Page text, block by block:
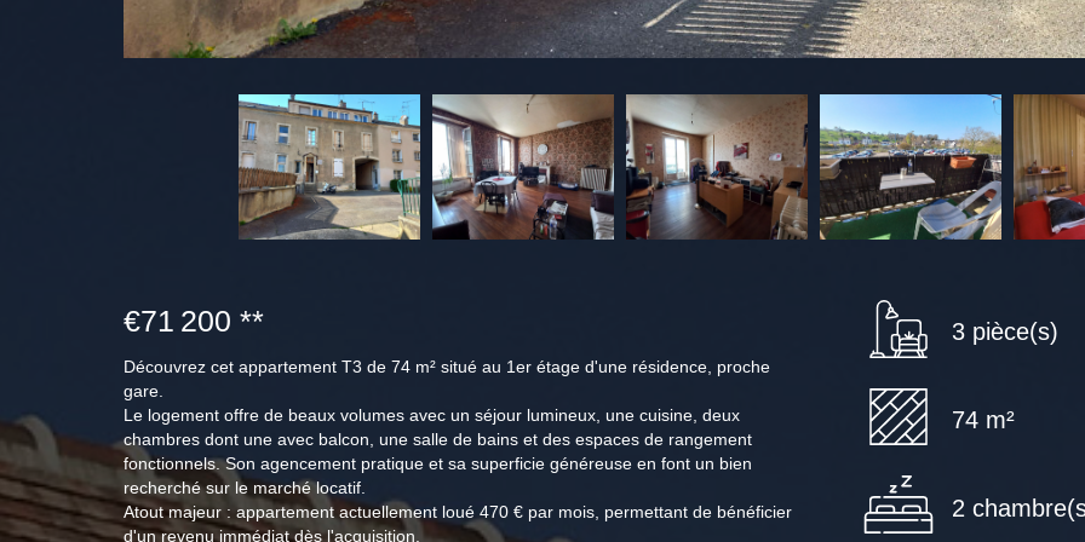
€71 200 **
Découvrez cet appartement T3 de 74 m² situé au 1er étage d'une résidence, proche
gare.
Le logement offre de beaux volumes avec un séjour lumineux, une cuisine, deux
chambres dont une avec balcon, une salle de bains et des espaces de rangement
fonctionnels. Son agencement pratique et sa superficie généreuse en font un bien
recherché sur le marché locatif.
Atout majeur : appartement actuellement loué 470 € par mois, permettant de bénéficier
d'un revenu immédiat dès l'acquisition.
3 pièce(s)
74 m²
2